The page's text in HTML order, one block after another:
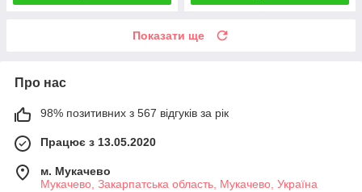
Показати ще
Про нас
98% позитивних з 567 відгуків за рік
Працює з 13.05.2020
м. Мукачево
Мукачево, Закарпатська область, Мукачево, Україна